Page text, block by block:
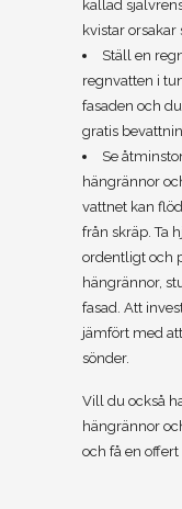
kallad
kvistar
Ställ en
regnvatten i
fasaden och
gratis
Se
hängrännor
vattnet kan
från skräp. Ta
ordentligt och
hängrännor,
fasad. Att
jämfört med
sönder.
Vill du också
hängrännor
och få en